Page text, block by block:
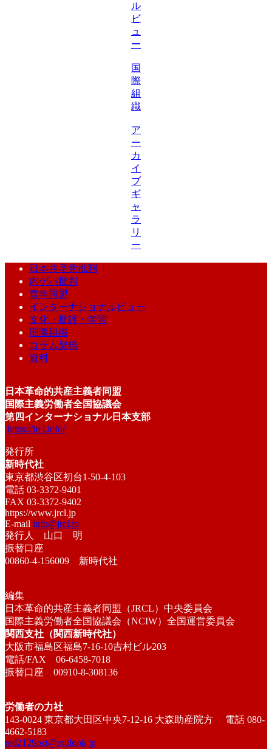
ル
ビ
ュ
ー
国
際
組
織
ア
ー
カ
イ
ブ
ギ
ャ
ラ
リ
ー
日本共産党批判
内ゲバ批判
青年同盟
インターナショナルビュー
文化・批評・学習
国際組織
コラム架橋
資料
日本革命的共産主義者同盟
国際主義労働者全国協議会
第四インターナショナル日本支部
https://jrcl.info/
発行所
新時代社
東京都渋谷区初台1-50-4-103
電話 03-3372-9401
FAX 03-3372-9402
https://www.jrcl.jp
E-mail info@jrcl.jp
発行人 山口 明
振替口座
00860-4-156009 新時代社
編集
日本革命的共産主義者同盟（JRCL）中央委員会
国際主義労働者全国協議会（NCIW）全国運営委員会
関西支社（関西新時代社）
大阪市福島区福島7-16-10吉村ビル203
電話/FAX 06-6458-7018
振替口座 00910-8-308136
労働者の力社
143-0024 東京都大田区中央7-12-16 大森助産院方 電話 080-
4662-5183
red2129oct@outlook.jp